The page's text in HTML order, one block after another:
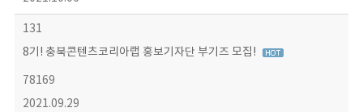
131
8기! 충북콘텐츠코리아랩 홍보기자단 부기즈 모집!
78169
2021.09.29